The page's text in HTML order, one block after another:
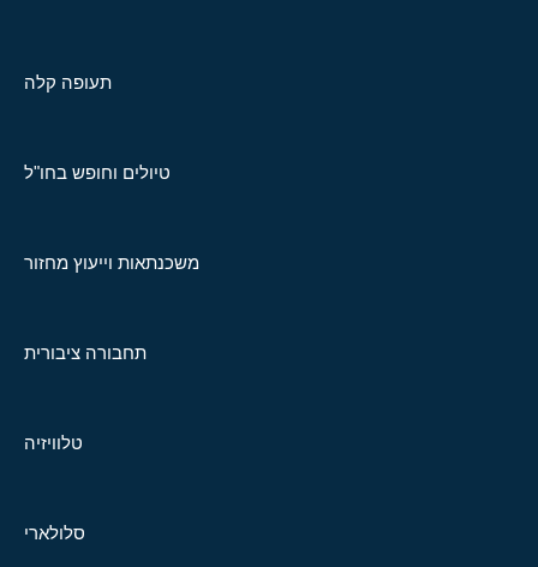
תעופה קלה
טיולים וחופש בחו"ל
משכנתאות וייעוץ מחזור
תחבורה ציבורית
טלוויזיה
סלולארי